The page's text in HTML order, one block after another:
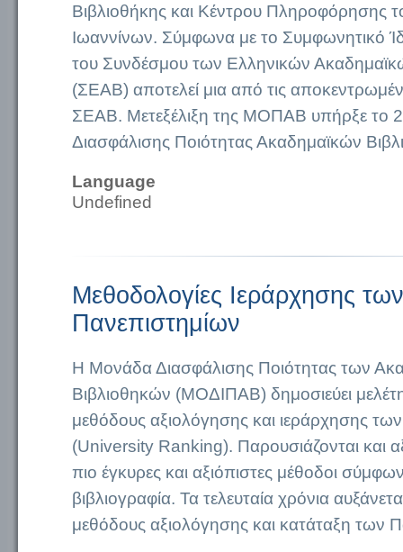
Βιβλιοθήκης και Κέντρου Πληροφόρησης
Ιωαννίνων. Σύμφωνα με το Συμφωνητικό
του Συνδέσμου των Ελληνικών
(ΣΕΑΒ) αποτελεί μια από τις
ΣΕΑΒ. Μετεξέλιξη της ΜΟΠΑΒ υπήρξε το
Διασφάλισης Ποιότητας Ακαδημαϊκών
Language
Undefined
Μεθοδολογίες Ιεράρχησης των
Πανεπιστημίων
Η Μονάδα Διασφάλισης Ποιότητας των
Βιβλιοθηκών (ΜΟΔΙΠΑΒ) δημοσιεύει
μεθόδους αξιολόγησης και ιεράρχησης
(University Ranking). Παρουσιάζονται και
πιο έγκυρες και αξιόπιστες μέθοδοι
βιβλιογραφία. Τα τελευταία χρόνια
μεθόδους αξιολόγησης και κατάταξη των